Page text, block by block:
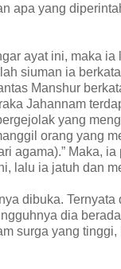
apa yang
ayat ini, maka ia
siuman ia
Manshur
Jahannam
yang
orang yang
agama).” Maka, ia
lalu ia jatuh dan
dibuka. Ternyata
dia
surga yang